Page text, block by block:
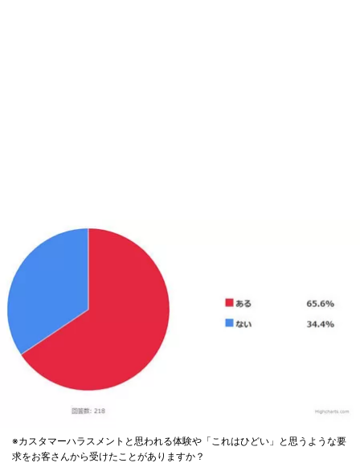
※カスタマーハラスメントと思われる体験や「これはひどい」と思うような要
求をお客さんから受けたことがありますか？